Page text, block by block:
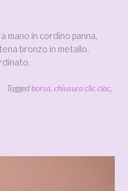
mano in cordino panna,
bronzo in metallo.
Tagged borsa chiusura clic clac